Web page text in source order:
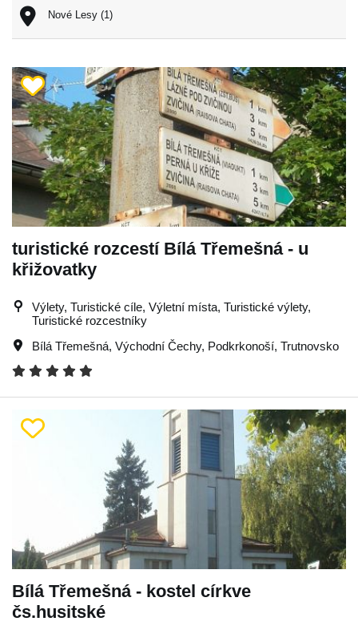
Nové Lesy (1)
turistické rozcestí Bílá Třemešná - u
křižovatky
Výlety, Turistické cíle, Výletní místa, Turistické výlety,
Turistické rozcestníky
Bílá Třemešná, Východní Čechy, Podkrkonoší, Trutnovsko
Bílá Třemešná - kostel církve
čs.husitské